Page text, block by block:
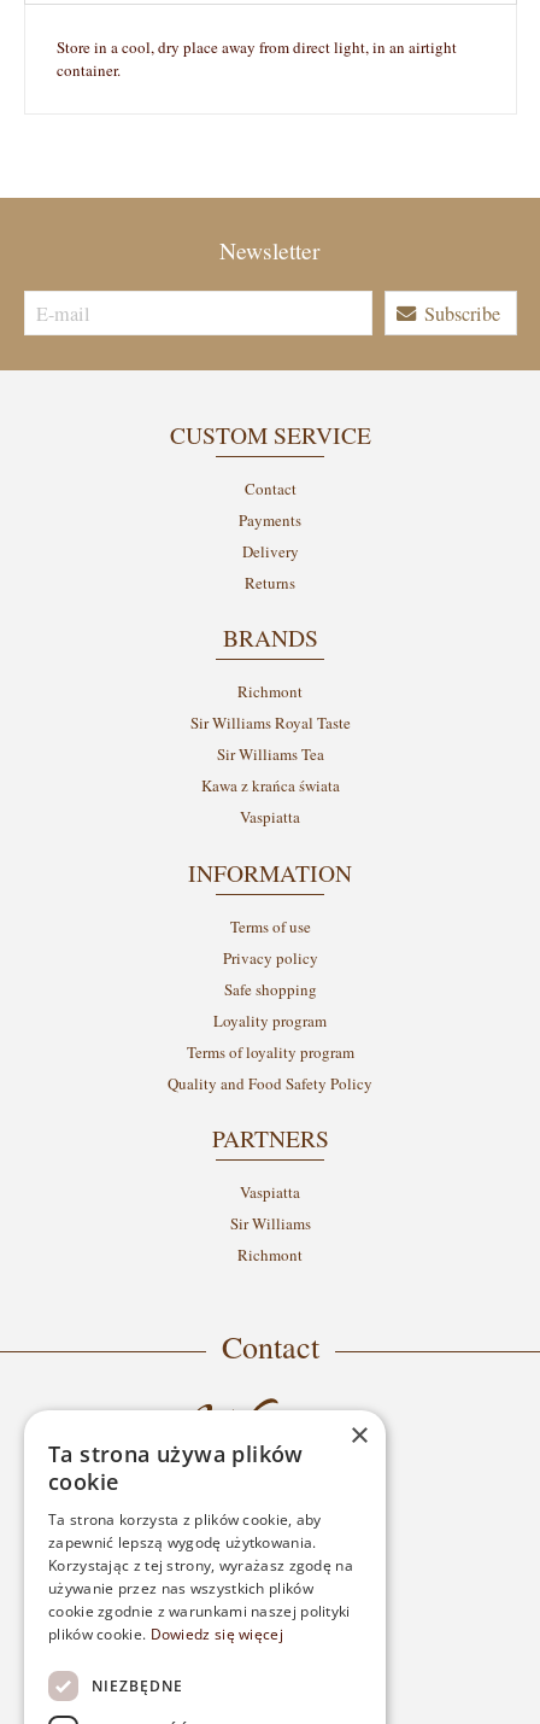
Store in a cool, dry place away from direct light, in an airtight
container.
Newsletter
Subscribe
CUSTOM SERVICE
Contact
Payments
Delivery
Returns
BRANDS
Richmont
Sir Williams Royal Taste
Sir Williams Tea
Kawa z krańca świata
Vaspiatta
INFORMATION
Terms of use
Privacy policy
Safe shopping
Loyality program
Terms of loyality program
Quality and Food Safety Policy
PARTNERS
Vaspiatta
Sir Williams
Richmont
Contact
ADDRESS
ul. Wróblewskiego 22
05-250 Radzymin
×
Ta strona używa plików
cookie
Ta strona korzysta z plików cookie, aby
zapewnić lepszą wygodę użytkowania.
Korzystając z tej strony, wyrażasz zgodę na
używanie przez nas wszystkich plików
cookie zgodnie z warunkami naszej polityki
plików cookie. Dowiedz się więcej
NIEZBĘDNE